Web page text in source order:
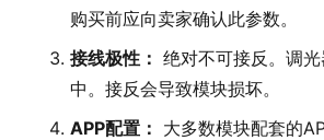
购买前应向卖家确认此参数。
接线极性： 绝对不可接反。调
中。接反会导致模块损坏。
APP配置： 大多数模块配套的